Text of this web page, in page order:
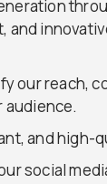
and
our reach,
audience.
and high-
social